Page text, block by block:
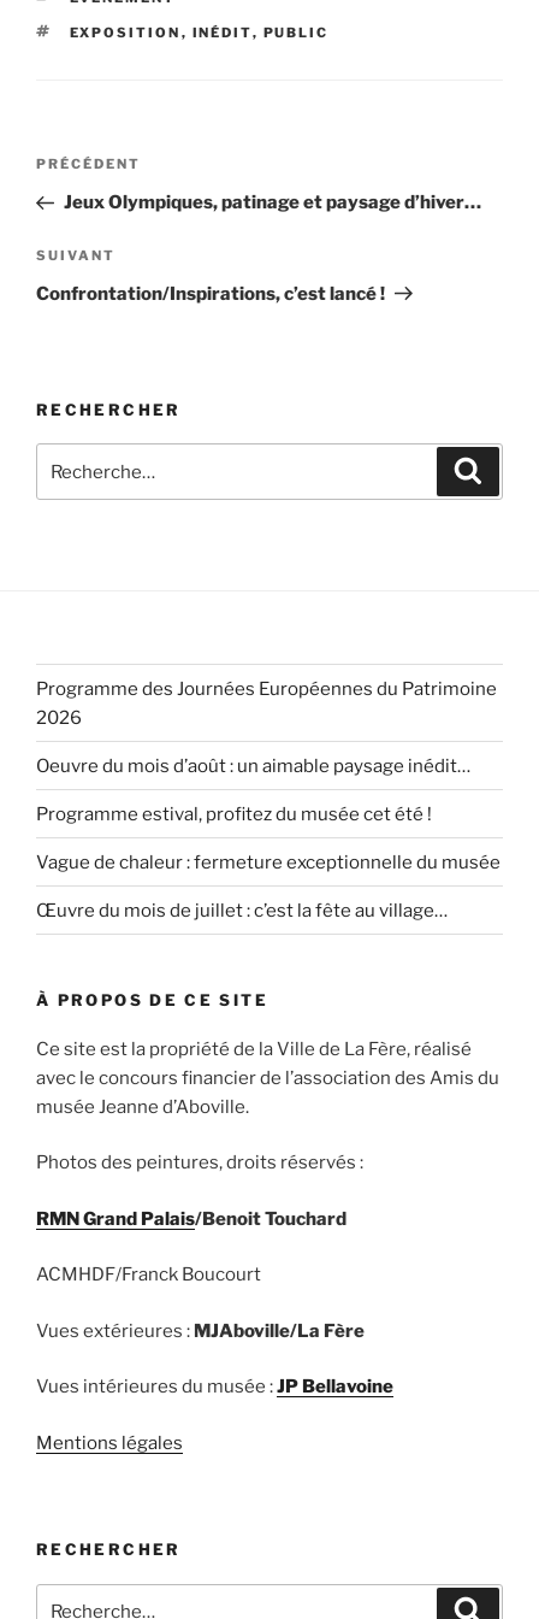
ÉTIQUETTES
EXPOSITION , INÉDIT, PUBLIC
Navigation
l’article
Article
précédent
PRÉCÉDENT
Jeux Olympiques, patinage et paysage d’hiver…
Article
suivant
SUIVANT
Confrontation/Inspirations, c’est lancé !
RECHERCHER
pour
Programme des Journées Européennes du Patrimoine
2026
Oeuvre du mois d’août : un aimable paysage inédit…
Programme estival, profitez du musée cet été !
Vague de chaleur : fermeture exceptionnelle du musée
Œuvre du mois de juillet : c’est la fête au village…
À PROPOS DE CE SITE
Ce site est la propriété de la Ville de La Fère, réalisé
avec le concours financier de l’association des Amis du
musée Jeanne d’Aboville.
Photos des peintures, droits réservés :
RMN Grand Palais/Benoit Touchard
ACMHDF/Franck Boucourt
Vues extérieures : MJAboville/La Fère
Vues intérieures du musée :JP Bellavoine
Mentions légales
RECHERCHER